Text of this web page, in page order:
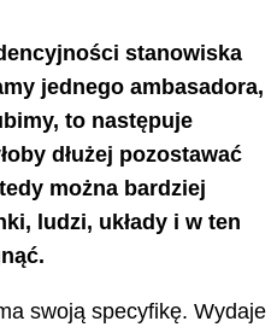
stanowiska
jednego ambasadora,
to następuje
dłużej pozostawać
można bardziej
ludzi, układy i w ten
swoją specyfikę. Wydaje